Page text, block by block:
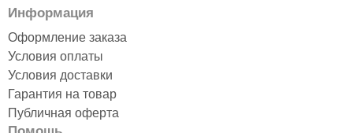
Информация
Оформление заказа
Условия оплаты
Условия доставки
Гарантия на товар
Публичная оферта